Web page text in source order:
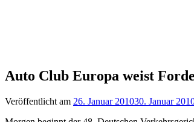
Auto Club Europa weist
Veröffentlicht am 26. Januar 201030. Januar